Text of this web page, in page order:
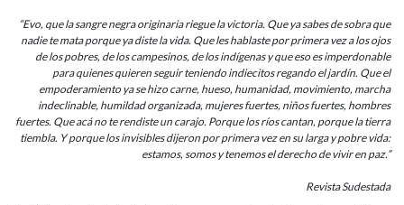
de
nuestra
América
“Evo, que la sangre negra originaria riegue la victoria. Que ya sabes de sobra que
nadie te mata porque ya diste la vida. Que les hablaste por primera vez a los ojos
de los pobres, de los campesinos, de los indígenas y que eso es imperdonable
para quienes quieren seguir teniendo indiecitos regando el jardín. Que el
empoderamiento ya se hizo carne, hueso, humanidad, movimiento, marcha
indeclinable, humildad organizada, mujeres fuertes, niños fuertes, hombres
fuertes. Que acá no te rendiste un carajo. Porque los ríos cantan, porque la tierra
tiembla. Y porque los invisibles dijeron por primera vez en su larga y pobre vida:
estamos, somos y tenemos el derecho de vivir en paz.”
Revista Sudestada